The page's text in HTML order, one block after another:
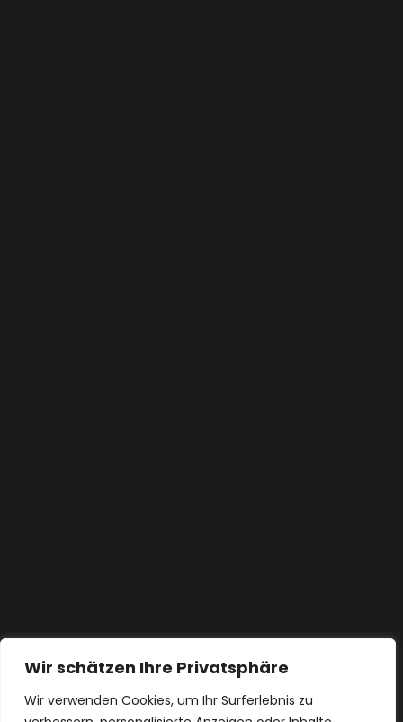
Wir schätzen Ihre Privatsphäre
Wir verwenden Cookies, um Ihr Surferlebnis zu